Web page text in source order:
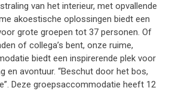
van het interieur, met opvallende
akoestische oplossingen biedt een
grote groepen tot 37 personen. Of
of collega’s bent, onze ruime,
biedt een inspirerende plek voor
en avontuur. “Beschut door het bos,
Deze groepsaccommodatie heeft 12